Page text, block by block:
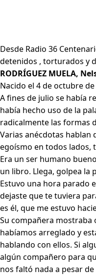
Desde Radio 36
detenidos , torturados y
RODRÍGUEZ MUELA,
Nacido el 4 de octubre
A fines de julio se había
había hecho uso de la
radicalmente las formas
Varias anécdotas hablan
egoísmo en todos lados,
Era un ser humano
un libro. Llega, golpea la
Estuvo una hora parado
dejaste que te tuviera
es él, que me estuvo
Su compañera mostraba
habíamos arreglado y
hablando con ellos. Si
algún compañero para
nos faltó nada a pesar